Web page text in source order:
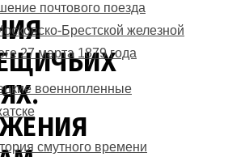
почтового поезда
Брестской железной
27 марта 1879 года
военнопленные
смутного времени